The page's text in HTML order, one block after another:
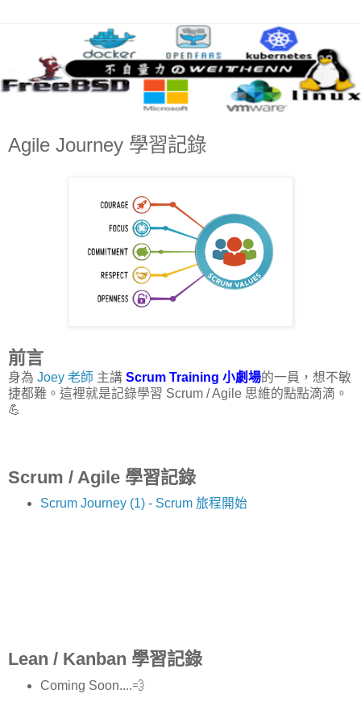
Agile Journey 學習記錄
前言
身為 Joey 老師 主講 Scrum Training 小劇場的一員，想不敏
捷都難。這裡就是記錄學習 Scrum / Agile 思維的點點滴滴。
💪
Scrum / Agile 學習記錄
Scrum Journey (1) - Scrum 旅程開始
Lean / Kanban 學習記錄
Coming Soon....💨